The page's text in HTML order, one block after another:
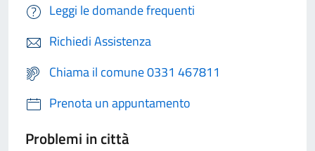
Leggi le domande frequenti
Richiedi Assistenza
Chiama il comune 0331 467811
Prenota un appuntamento
Problemi in città